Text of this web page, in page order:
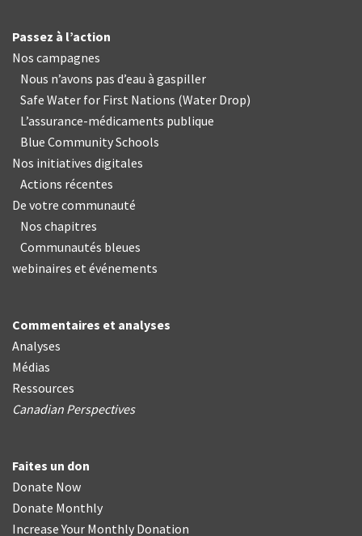
Passez à l’action
Nos campagnes
Nous n’avons pas d’eau à gaspiller
Safe Water for First Nations (Water Drop)
L’assurance-médicaments publique
Blue Community Schools
Nos initiatives digitales
Actions récentes
De votre communauté
Nos chapitres
Communautés bleues
webinaires et événements
Commentaires et analyses
Analyses
Médias
Ressources
Canadian Perspectives
Faites un don
Donate Now
Donate Monthly
Increase Your Monthly Donation